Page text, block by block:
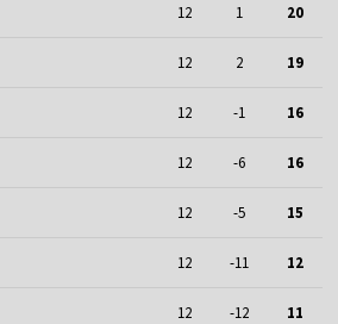
12 1 20
12 2 19
12 -1 16
12 -6 16
12 -5 15
12 -11 12
12 -12 11